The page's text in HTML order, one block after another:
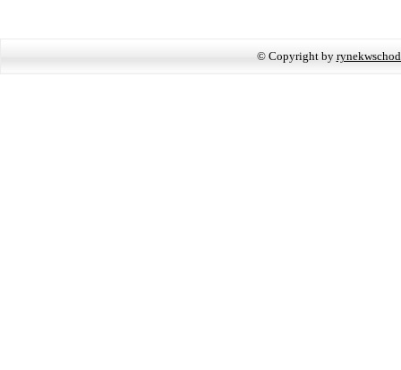
© Copyright by